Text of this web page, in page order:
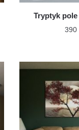
Tryptyk
390